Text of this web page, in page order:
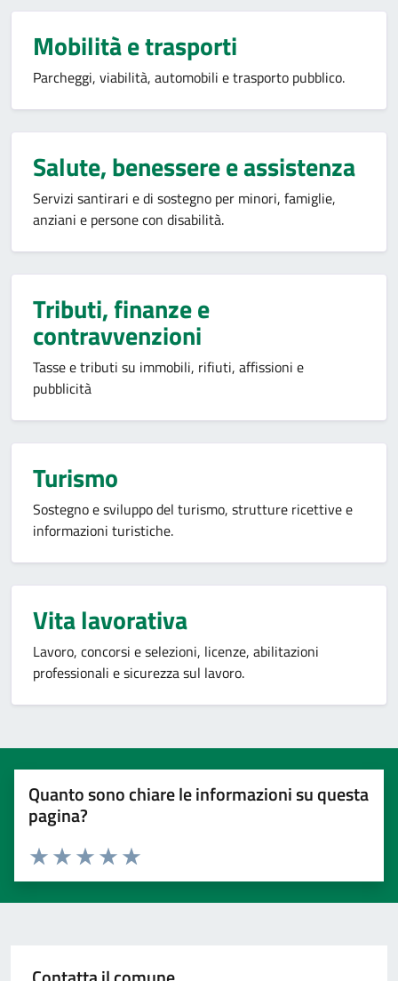
Mobilità e trasporti
Parcheggi, viabilità, automobili e trasporto pubblico.
Salute, benessere e assistenza
Servizi santirari e di sostegno per minori, famiglie,
anziani e persone con disabilità.
Tributi, finanze e
contravvenzioni
Tasse e tributi su immobili, rifiuti, affissioni e
pubblicità
Turismo
Sostegno e sviluppo del turismo, strutture ricettive e
informazioni turistiche.
Vita lavorativa
Lavoro, concorsi e selezioni, licenze, abilitazioni
professionali e sicurezza sul lavoro.
Quanto sono chiare le informazioni su questa
pagina?
Valuta 5 stelle su 5
Valuta 4 stelle su 5
Valuta 3 stelle su 5
Valuta 2 stelle su 5
Valuta 1 stelle su 5